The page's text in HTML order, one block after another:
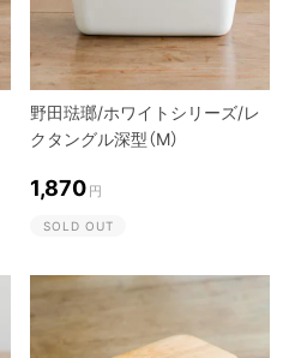
野田琺瑯/ホワイトシリーズ/レ
クタングル深型（M）
1,870 円
SOLD OUT